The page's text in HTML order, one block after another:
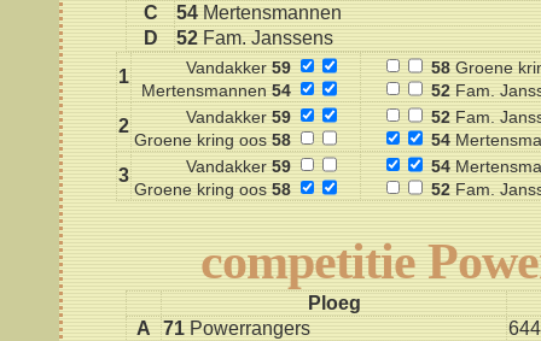
C
54 Mertensmannen
D
52 Fam. Janssens
1
Vandakker 59
Mertensmannen 54
58Groene
52Fam.
2 Vandakker 59
Groene kring oos 58
52Fam.
54
3 Vandakker 59
Groene kring oos 58
54
52Fam.
competitie
Ploeg
A
71 Powerrangers